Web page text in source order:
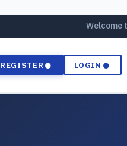
LOGIN
REGISTER